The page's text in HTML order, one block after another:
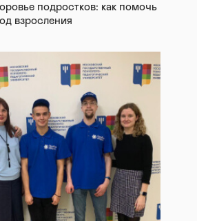
подростков: как помочь
взросления